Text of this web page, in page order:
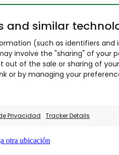
and similar
(such as identifiers
involve the "sharing" of
out of the sale or sharing of
or by managing your
Privacidad Tracker Details
otra ubicación